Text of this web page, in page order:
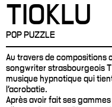
TIOKLU
POP PUZZLE
Au travers de compositions
songwriter strasbourgeois
musique hypnotique qui
l'acrobatie.
Après avoir fait ses